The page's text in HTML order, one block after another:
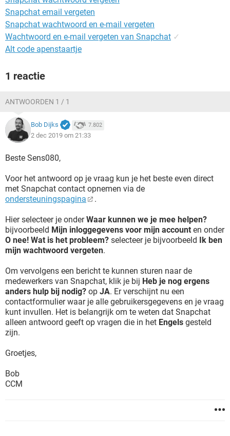
Snapchat email vergeten
Snapchat wachtwoord en e-mail vergeten
Wachtwoord en e-mail vergeten van Snapchat ✓
Alt code apenstaartje
1 reactie
ANTWOORDEN 1 / 1
Bob Dijks 7.802
2 dec 2019 om 21:33
Beste Sens080,
Voor het antwoord op je vraag kun je het beste even direct
met Snapchat contact opnemen via de
ondersteuningspagina
.
Hier selecteer je onderWaar kunnen we je mee helpen?
bijvoorbeeld Mijn inloggegevens voor mijn account en onder
O nee! Wat is het probleem? selecteer je bijvoorbeeld Ik ben
mijn wachtwoord vergeten.
Om vervolgens een bericht te kunnen sturen naar de
medewerkers van Snapchat, klik je bij Heb je nog ergens
anders hulp bij nodig? op JA. Er verschijnt nu een
contactformulier waar je alle gebruikersgegevens en je vraag
kunt invullen. Het is belangrijk om te weten dat Snapchat
alleen antwoord geeft op vragen die in het Engels gesteld
zijn.
Groetjes,
Bob
CCM